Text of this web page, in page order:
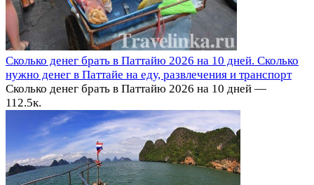
Сколько денег брать в Паттайю 2026 на 10 дней. Сколько
нужно денег в Паттайе на еду, развлечения и транспорт
Сколько денег брать в Паттайю 2026 на 10 дней —
112.5к.